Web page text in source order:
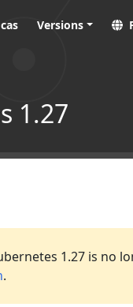
Versions
1.27
1.27 is no
.